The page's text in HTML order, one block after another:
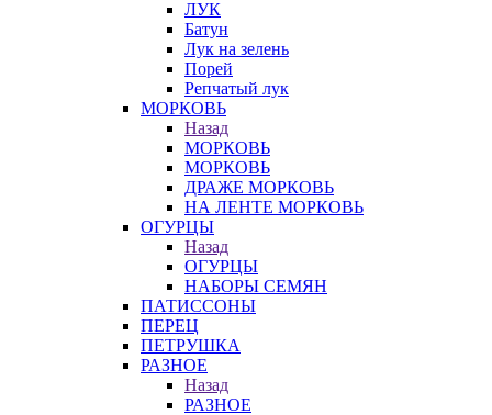
ЛУК
Батун
Лук на зелень
Порей
Репчатый лук
МОРКОВЬ
Назад
МОРКОВЬ
МОРКОВЬ
ДРАЖЕ МОРКОВЬ
НА ЛЕНТЕ МОРКОВЬ
ОГУРЦЫ
Назад
ОГУРЦЫ
НАБОРЫ СЕМЯН
ПАТИССОНЫ
ПЕРЕЦ
ПЕТРУШКА
РАЗНОЕ
Назад
РАЗНОЕ